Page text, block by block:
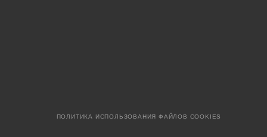
ПОЛИТИКА ИСПОЛЬЗОВАНИЯ ФАЙЛОВ COOKIES